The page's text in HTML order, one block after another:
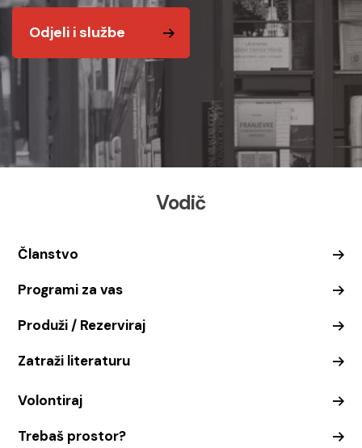
Odjeli i službe
Vodič
Članstvo
Programi za vas
Produži / Rezerviraj
Zatraži literaturu
Volontiraj
Trebaš prostor?